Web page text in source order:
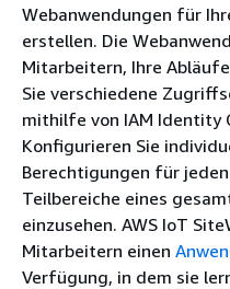
Webanwendungen für
erstellen. Die
Mitarbeitern, Ihre
Sie verschiedene
mithilfe von IAM Identity
Konfigurieren Sie
Berechtigungen für
Teilbereiche eines
einzusehen. AWS IoT
Mitarbeitern einen
Verfügung, in dem sie